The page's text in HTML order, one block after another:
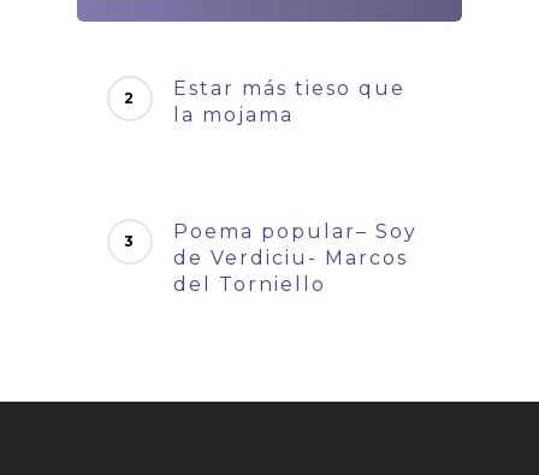
Estar más tieso que
la mojama
Poema popular– Soy
de Verdiciu- Marcos
del Torniello